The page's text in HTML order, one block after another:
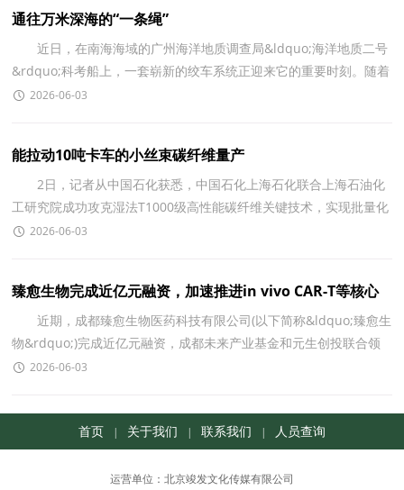
通往万米深海的“一条绳”
近日，在南海海域的广州海洋地质调查局&ldquo;海洋地质二号
&rdquo;科考船上，一套崭新的绞车系统正迎来它的重要时刻。随着
缆绳一米一米沉入深海，控制室里所有人都屏住了呼吸
2026-06-03
能拉动10吨卡车的小丝束碳纤维量产
2日，记者从中国石化获悉，中国石化上海石化联合上海石油化
工研究院成功攻克湿法T1000级高性能碳纤维关键技术，实现批量化
生产。此次研发量产的高性能碳纤维为12K小丝束，每束
2026-06-03
臻愈生物完成近亿元融资，加速推进in vivo CAR-T等核心
管线
近期，成都臻愈生物医药科技有限公司(以下简称&ldquo;臻愈生
物&rdquo;)完成近亿元融资，成都未来产业基金和元生创投联合领
投，仁佑投资、盛景嘉成等机构联合参与，老股东君联资
2026-06-03
首页 关于我们 联系我们 人员查询
运营单位：北京竣发文化传媒有限公司